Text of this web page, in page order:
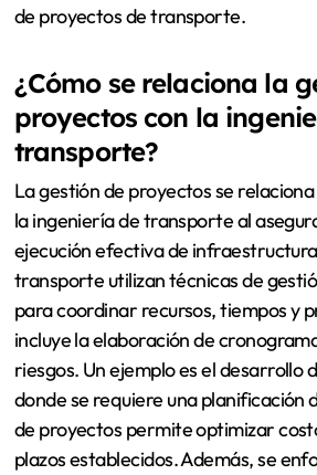
de proyectos de transporte.
¿Cómo se relaciona la
proyectos con la
transporte?
La gestión de proyectos se
la ingeniería de transporte al
ejecución efectiva de
transporte utilizan técnicas de
para coordinar recursos, tiempos y
incluye la elaboración de
riesgos. Un ejemplo es el desarrollo
donde se requiere una planificación
de proyectos permite optimizar
plazos establecidos. Además, se